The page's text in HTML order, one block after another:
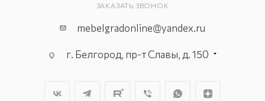
ЗАКАЗАТЬ ЗВОНОК
mebelgradonline@yandex.ru
г. Белгород, пр-т Славы, д. 150
г. Белгород, пр-т Богдана